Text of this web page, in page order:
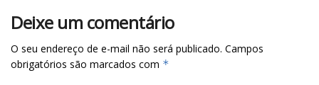
Deixe um comentário
O seu endereço de e-mail não será publicado. Campos
obrigatórios são marcados com *